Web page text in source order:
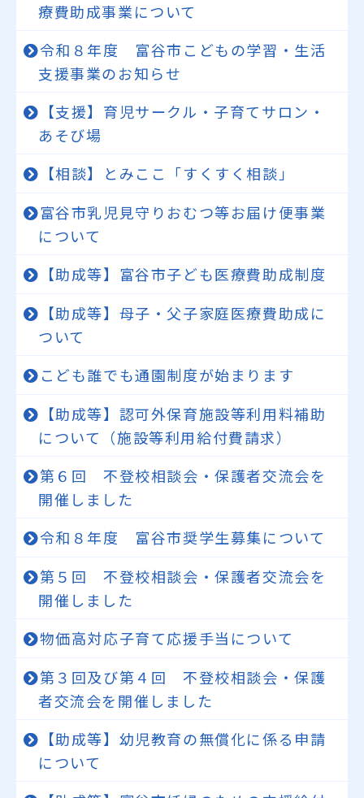
療費助成事業について
令和８年度 富谷市こどもの学習・生活
支援事業のお知らせ
【支援】育児サークル・子育てサロン・
あそび場
【相談】とみここ「すくすく相談」
富谷市乳児見守りおむつ等お届け便事業
について
【助成等】富谷市子ども医療費助成制度
【助成等】母子・父子家庭医療費助成に
ついて
こども誰でも通園制度が始まります
【助成等】認可外保育施設等利用料補助
について（施設等利用給付費請求）
第６回 不登校相談会・保護者交流会を
開催しました
令和８年度 富谷市奨学生募集について
第５回 不登校相談会・保護者交流会を
開催しました
物価高対応子育て応援手当について
第３回及び第４回 不登校相談会・保護
者交流会を開催しました
【助成等】幼児教育の無償化に係る申請
について